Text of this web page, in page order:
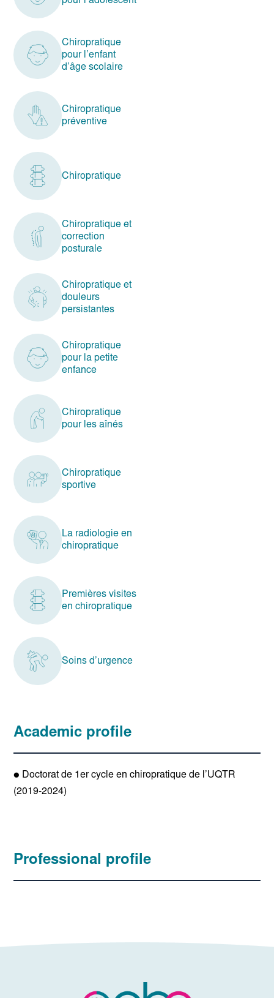
Chiropratique
pour l’enfant
d’âge scolaire
Chiropratique
préventive
Chiropratique
Chiropratique et
correction
posturale
Chiropratique et
douleurs
persistantes
Chiropratique
pour la petite
enfance
Chiropratique
pour les aînés
Chiropratique
sportive
La radiologie en
chiropratique
Premières visites
en chiropratique
Soins d’urgence
Academic profile
● Doctorat de 1er cycle en chiropratique de l’UQTR
(2019-2024)
Professional profile